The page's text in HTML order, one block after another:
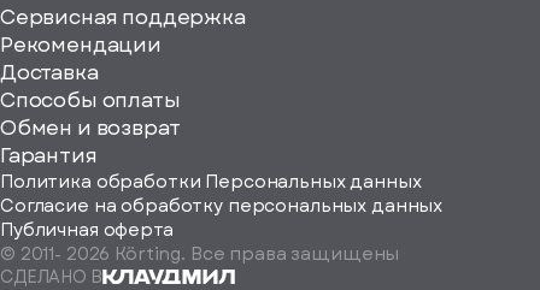
Сервисная поддержка
Рекомендации
Доставка
Способы оплаты
Обмен и возврат
Гарантия
Политика обработки Персональных данных
Согласие на обработку персональных данных
Публичная оферта
© 2011- 2026 Körting. Все права защищены
СДЕЛАНО В
Определить